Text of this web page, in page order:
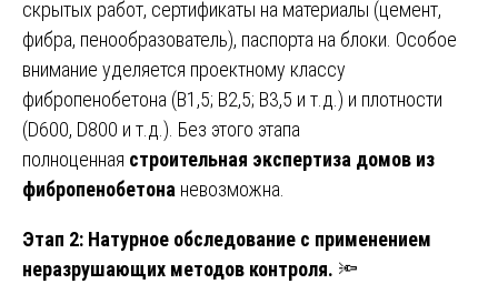
скрытых работ, сертификаты на материалы (цемент,
фибра, пенообразователь), паспорта на блоки. Особое
внимание уделяется проектному классу
фибропенобетона (В1,5; В2,5; В3,5 и т.д.) и плотности
(D600, D800 и т.д.). Без этого этапа
полноценная строительная экспертиза домов из
фибропенобетона невозможна.
Этап 2: Натурное обследование с применением
неразрушающих методов контроля. 🔦